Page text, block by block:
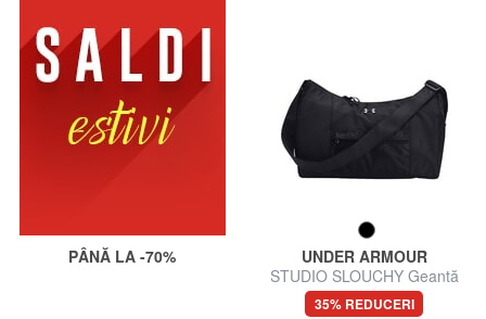
PÂNĂ LA -70%
UNDER ARMOUR
STUDIO SLOUCHY Geantă
de umăr
35% REDUCERI